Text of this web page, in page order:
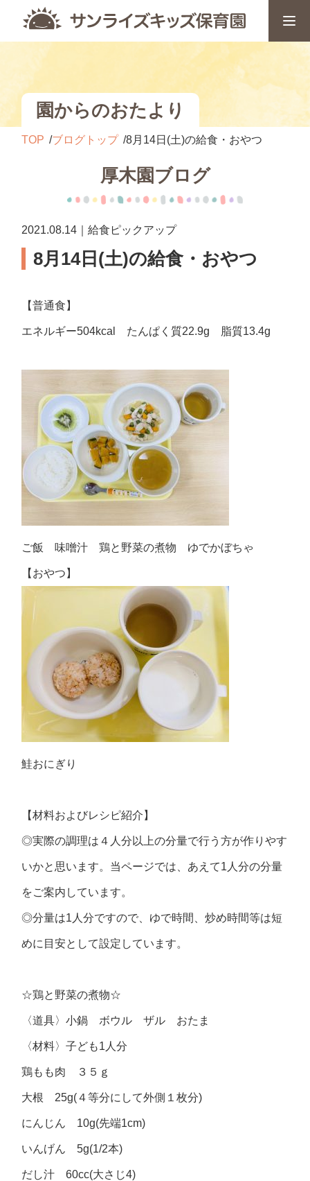
園からのおたより
TOP ブログトップ 8月14日(土)の給食・おやつ
厚木園ブログ
2021.08.14｜給食ピックアップ
8月14日(土)の給食・おやつ
【普通食】
エネルギー504kcal たんぱく質22.9g 脂質13.4g
ご飯 味噌汁 鶏と野菜の煮物 ゆでかぼちゃ
【おやつ】
鮭おにぎり
【材料およびレシピ紹介】
◎実際の調理は４人分以上の分量で行う方が作りやす
いかと思います。当ページでは、あえて1人分の分量
をご案内しています。
◎分量は1人分ですので、ゆで時間、炒め時間等は短
めに目安として設定しています。
☆鶏と野菜の煮物☆
〈道具〉小鍋 ボウル ザル おたま
〈材料〉子ども1人分
鶏もも肉 ３５ｇ
大根 25g(４等分にして外側１枚分)
にんじん 10g(先端1cm)
いんげん 5g(1/2本)
だし汁 60cc(大さじ4)